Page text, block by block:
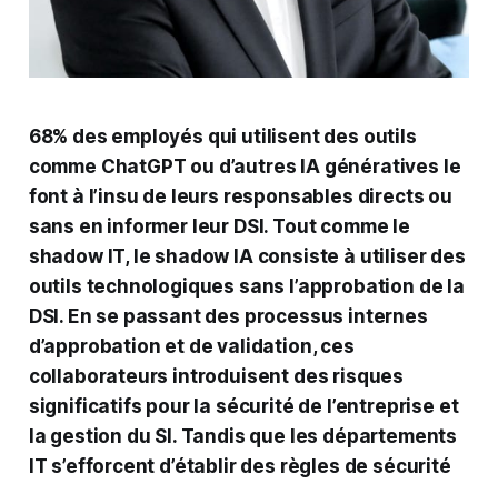
68% des employés qui utilisent des outils
comme ChatGPT ou d’autres IA génératives le
font à l’insu de leurs responsables directs ou
sans en informer leur DSI. Tout comme le
shadow IT, le shadow IA consiste à utiliser des
outils technologiques sans l’approbation de la
DSI. En se passant des processus internes
d’approbation et de validation, ces
collaborateurs introduisent des risques
significatifs pour la sécurité de l’entreprise et
la gestion du SI. Tandis que les départements
IT s’efforcent d’établir des règles de sécurité